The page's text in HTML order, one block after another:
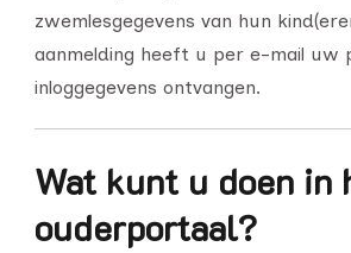
zwemlesgegevens van hun
aanmelding heeft u per e-mail uw
inloggegevens ontvangen.
Wat kunt u doen in
ouderportaal?